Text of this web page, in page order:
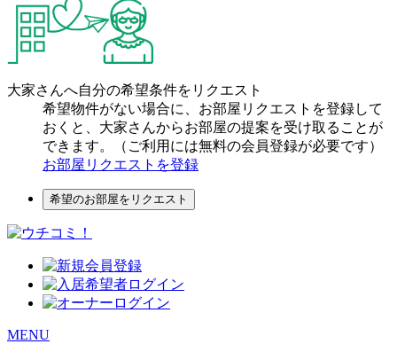
大家さんへ自分の希望条件をリクエスト
希望物件がない場合に、お部屋リクエストを登録して
おくと、大家さんからお部屋の提案を受け取ることが
できます。（ご利用には無料の会員登録が必要です）
お部屋リクエストを登録
希望のお部屋をリクエスト
MENU